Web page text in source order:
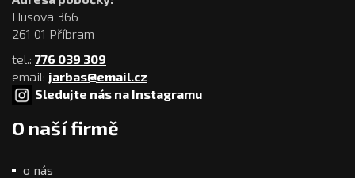
Husova 366
261 01 Příbram
tel.: 776 039 309
email: jarbas@email.cz
Sledujte nás na Instagramu
O naší firmě
o nás